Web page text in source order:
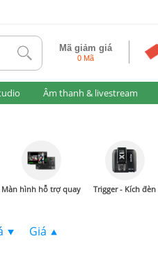
tlk Mã giảm giá
0 Mã
Âm thanh & livestream
Màn hình hỗ trợ quay Trigger - Kích đèn
Giá